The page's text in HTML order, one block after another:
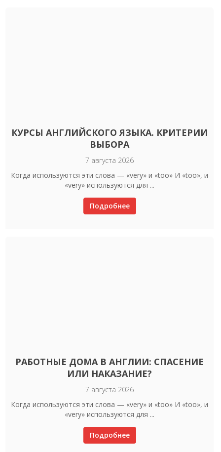
КУРСЫ АНГЛИЙСКОГО ЯЗЫКА. КРИТЕРИИ
ВЫБОРА
7 августа 2026
Когда используются эти слова — «very» и «too» И «too», и
«very» используются для ...
Подробнее
РАБОТНЫЕ ДОМА В АНГЛИИ: СПАСЕНИЕ
ИЛИ НАКАЗАНИЕ?
7 августа 2026
Когда используются эти слова — «very» и «too» И «too», и
«very» используются для ...
Подробнее